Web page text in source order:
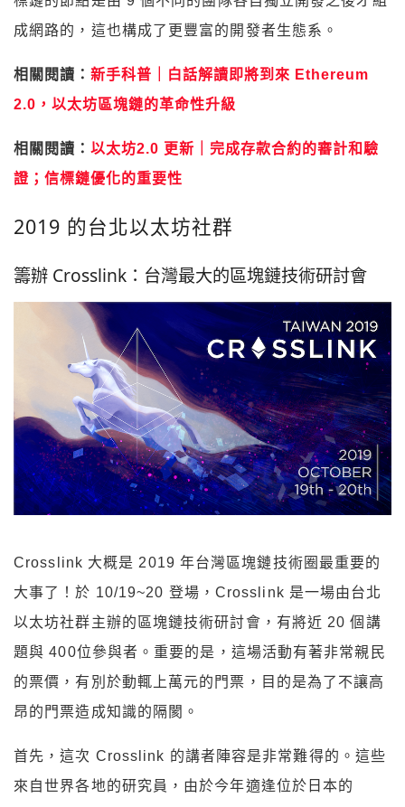
成網路的，這也構成了更豐富的開發者生態系。
相關閱讀： 新手科普｜白話解讀即將到來 Ethereum
2.0，以太坊區塊鏈的革命性升級
相關閱讀： 以太坊2.0 更新｜完成存款合約的審計和驗
證；信標鏈優化的重要性
2019 的台北以太坊社群
籌辦 Crosslink：台灣最大的區塊鏈技術研討會
Crosslink 大概是 2019 年台灣區塊鏈技術圈最重要的
大事了！於 10/19~20 登場，Crosslink 是一場由台北
以太坊社群主辦的區塊鏈技術研討會，有將近 20 個講
題與 400位參與者。重要的是，這場活動有著非常親民
的票價，有別於動輒上萬元的門票，目的是為了不讓高
昂的門票造成知識的隔閡。
首先，這次 Crosslink 的講者陣容是非常難得的。這些
來自世界各地的研究員，由於今年適逢位於日本的